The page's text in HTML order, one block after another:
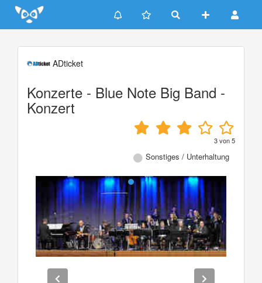
Update cookies preferences
ADticket
Konzerte - Blue Note Big Band -
Konzert
3von5
Sonstiges / Unterhaltung